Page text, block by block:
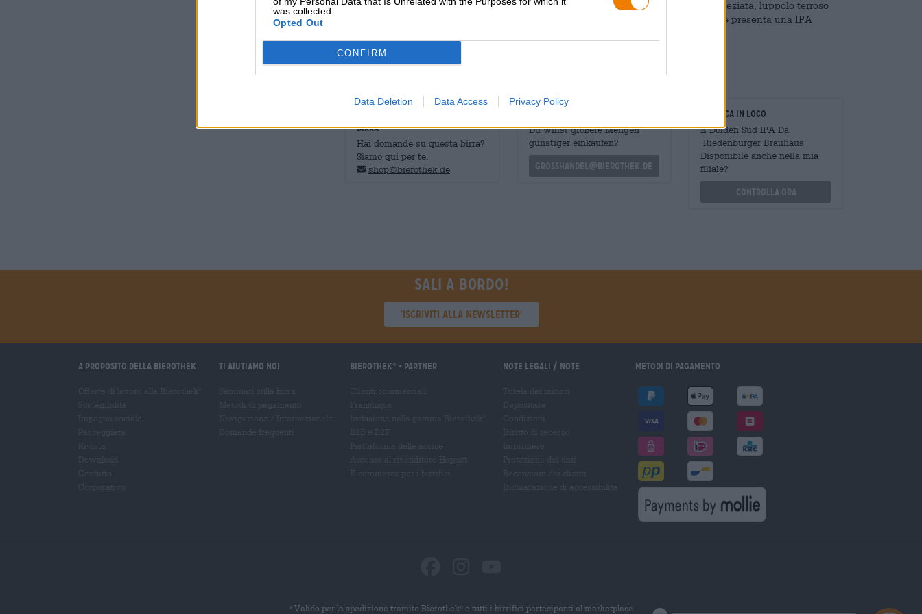
was collected.
Opted Out
CONFIRM
Data Deletion Data Access Privacy Policy
beige a pori fini. Un delicato profumo di grano maturato al sole, resina di pino speziata, luppolo terroso
e agrumi piccanti sale al naso e ti tenta a prendere il primo sorso. Il gusto iniziale presenta una IPA
Successo!
BIRRA
Hai domande su questa birra?
Siamo qui per te.
shop@bierothek.de
Du willst größere Mengen
günstiger einkaufen?
grosshandel@bierothek.de
Verifica in loco
È Dolden Sud IPA Da
Riedenburger Brauhaus
Disponibile anche nella mia
filiale?
Controlla ora
Sali a bordo!
'Iscriviti alla newsletter'
A proposito della Bierothek Ti aiutiamo noi Bierothek - Partner Note legali / Note Metodi di pagamento
* Valido per la spedizione tramite Bierothek e tutti i birrifici partecipanti al marketplace